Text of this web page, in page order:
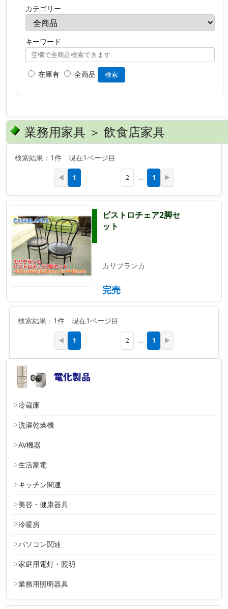
カテゴリー
キーワード
在庫有 全商品 検索
業務用家具 ＞ 飲食店家具
検索結果：1件 現在1ページ目
◀ 1 2 … 1 ▶
冷蔵庫
洗濯乾燥機
AV機器
生活家電
キッチン関連
美容・健康器具
冷暖房
パソコン関連
家庭用電灯・照明
業務用照明器具
ビストロチェア2脚セ
ット
カサブランカ
完売
検索結果：1件 現在1ページ目
◀ 1 2 … 1 ▶